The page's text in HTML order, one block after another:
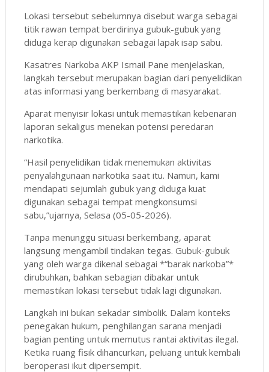
Lokasi tersebut sebelumnya disebut warga sebagai
titik rawan tempat berdirinya gubuk-gubuk yang
diduga kerap digunakan sebagai lapak isap sabu.
Kasatres Narkoba AKP Ismail Pane menjelaskan,
langkah tersebut merupakan bagian dari penyelidikan
atas informasi yang berkembang di masyarakat.
Aparat menyisir lokasi untuk memastikan kebenaran
laporan sekaligus menekan potensi peredaran
narkotika.
“Hasil penyelidikan tidak menemukan aktivitas
penyalahgunaan narkotika saat itu. Namun, kami
mendapati sejumlah gubuk yang diduga kuat
digunakan sebagai tempat mengkonsumsi
sabu,”ujarnya, Selasa (05-05-2026).
Tanpa menunggu situasi berkembang, aparat
langsung mengambil tindakan tegas. Gubuk-gubuk
yang oleh warga dikenal sebagai *“barak narkoba”*
dirubuhkan, bahkan sebagian dibakar untuk
memastikan lokasi tersebut tidak lagi digunakan.
Langkah ini bukan sekadar simbolik. Dalam konteks
penegakan hukum, penghilangan sarana menjadi
bagian penting untuk memutus rantai aktivitas ilegal.
Ketika ruang fisik dihancurkan, peluang untuk kembali
beroperasi ikut dipersempit.